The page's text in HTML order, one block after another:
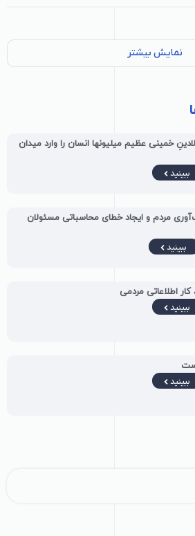
نمایش بیشتر
خمینی عظیم میلیونها انسان را وارد میدان
ببینید
مردم و ایجاد خطای محاسباتی مسئولان
ببینید
اطلاعاتی مردمی
ببینید
ببینید